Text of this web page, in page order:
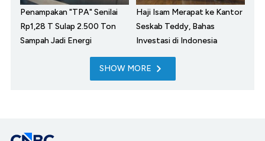
Penampakan "TPA" Senilai
Rp1,28 T Sulap 2.500 Ton
Sampah Jadi Energi
Haji Isam Merapat ke Kantor
Seskab Teddy, Bahas
Investasi di Indonesia
SHOW MORE